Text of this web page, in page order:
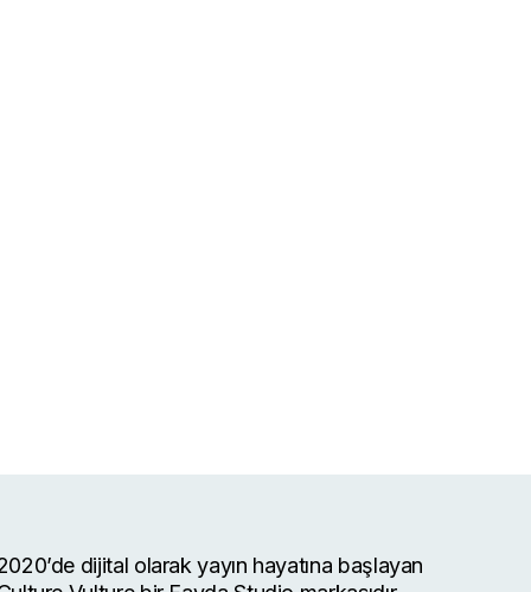
dijital olarak yayın hayatına başlayan